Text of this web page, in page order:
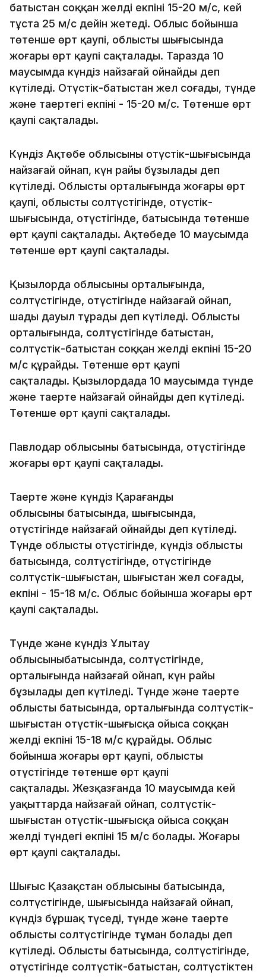
батыстан соққан желдің екпіні 15-20 м/с, кей
тұста 25 м/с дейін жетеді. Облыс бойынша
төтенше өрт қаупі, облыстың шығысында
жоғары өрт қаупі сақталады. Таразда 10
маусымда күндіз найзағай ойнайды деп
күтіледі. Оңтүстік-батыстан жел соғады, түнде
және таңертеңгі екпіні - 15-20 м/с. Төтенше өрт
қаупі сақталады.
Күндіз Ақтөбе облысының оңтүстік-шығысында
найзағай ойнап, күн райы бұзылады деп
күтіледі. Облыстың орталығында жоғары өрт
қаупі, облыстың солтүстігінде, оңтүстік-
шығысында, оңтүстігінде, батысында төтенше
өрт қаупі сақталады. Ақтөбеде 10 маусымда
төтенше өрт қаупі сақталады.
Қызылорда облысының орталығында,
солтүстігінде, оңтүстігінде найзағай ойнап,
шаңды дауыл тұрады деп күтіледі. Облыстың
орталығында, солтүстігінде батыстан,
солтүстік-батыстан соққан желдің екпіні 15-20
м/с құрайды. Төтенше өрт қаупі
сақталады. Қызылордада 10 маусымда түнде
және таңертең найзағай ойнайды деп күтіледі.
Төтенше өрт қаупі сақталады.
Павлодар облысының батысында, оңтүстігінде
жоғары өрт қаупі сақталады.
Таңертең және күндіз Қарағанды
облысының батысында, шығысында,
оңтүстігінде найзағай ойнайды деп күтіледі.
Түнде облыстың оңтүстігінде, күндіз облыстың
батысында, солтүстігінде, оңтүстігінде
солтүстік-шығыстан, шығыстан жел соғады,
екпіні - 15-18 м/с. Облыс бойынша жоғары өрт
қаупі сақталады.
Түнде және күндіз Ұлытау
облысыныңбатысында, солтүстігінде,
орталығында найзағай ойнап, күн райы
бұзылады деп күтіледі. Түнде және таңертең
облыстың батысында, орталығында солтүстік-
шығыстан оңтүстік-шығысқа ойыса соққан
желдің екпіні 15-18 м/с құрайды. Облыс
бойынша жоғары өрт қаупі, облыстың
оңтүстігінде төтенше өрт қаупі
сақталады. Жезқазғанда 10 маусымда кей
уақыттарда найзағай ойнап, солтүстік-
шығыстан оңтүстік-шығысқа ойыса соққан
желдің түндегі екпіні 15 м/с болады. Жоғары
өрт қаупі сақталады.
Шығыс Қазақстан облысының батысында,
солтүстігінде, шығысында найзағай ойнап,
күндіз бұршақ түседі, түнде және таңертең
облыстың солтүстігінде тұман болады деп
күтіледі. Облыстың батысында, солтүстігінде,
оңтүстігінде солтүстік-батыстан, солтүстіктен